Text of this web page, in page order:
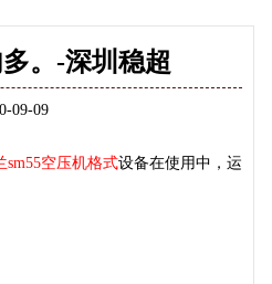
。-深圳稳超
09-09
sm55空压机格式设备在使用中，运